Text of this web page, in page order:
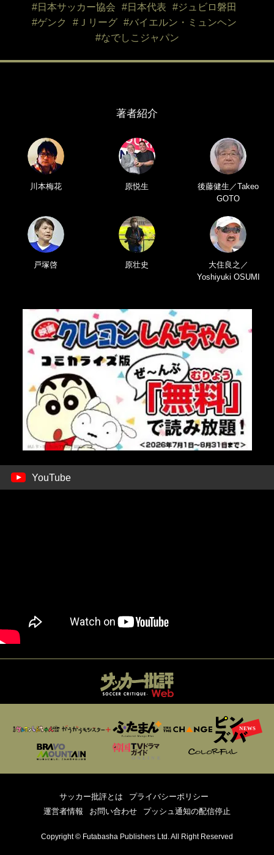
#日本サッカー協会
#日本代表
#ジュビロ磐田
#ゲンク
#Ｊリーグ
#バイエルン・ミュンヘン
#なでしこジャパン
著者紹介
川本梅花 原悦生
後藤健生／Takeo
GOTO
戸塚啓 原壮史
大住良之／
Yoshiyuki OSUMI
YouTube
サッカー批評とは
プライバシーポリシー
運営者情報
お問い合わせ プッシュ通知の配信停止
Copyright © Futabasha Publishers Ltd. All Right Reserved